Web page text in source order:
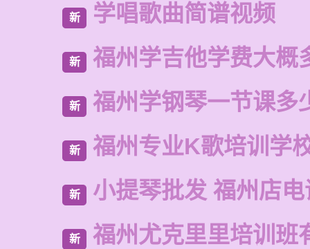
新 学唱歌曲简谱视频
新 福州学吉他学费大概
新 福州学钢琴一节课多
新 福州专业K歌培训学
新 小提琴批发 福州店
新 福州尤克里里培训班